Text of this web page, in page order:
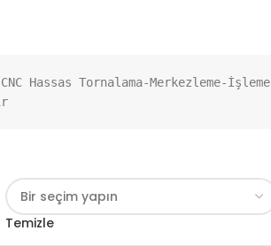
Hassas Tornalama-Merkezleme-İşleme
Temizle